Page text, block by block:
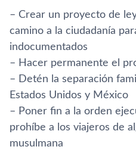
– Crear un proyecto de
camino a la ciudadanía
indocumentados
– Hacer permanente el
– Detén la separación
Estados Unidos y México
– Poner fin a la orden
prohíbe a los viajeros de
musulmana